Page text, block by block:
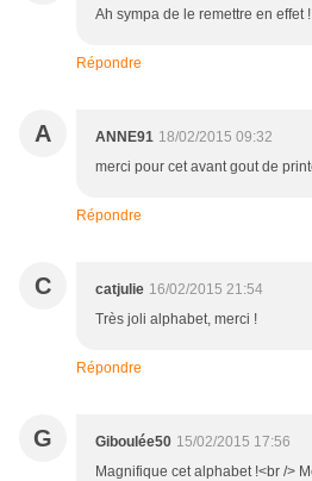
Ah sympa de le remettre en effet
Répondre
A ANNE91 18/02/2015 09:32
merci pour cet avant gout de
Répondre
C catjulie 16/02/2015 21:54
Très joli alphabet, merci !
Répondre
G Giboulée50 15/02/2015 17:56
Magnifique cet alphabet !<br />